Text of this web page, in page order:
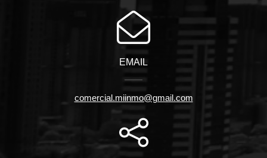
EMAIL
comercial.miinmo@gmail.com